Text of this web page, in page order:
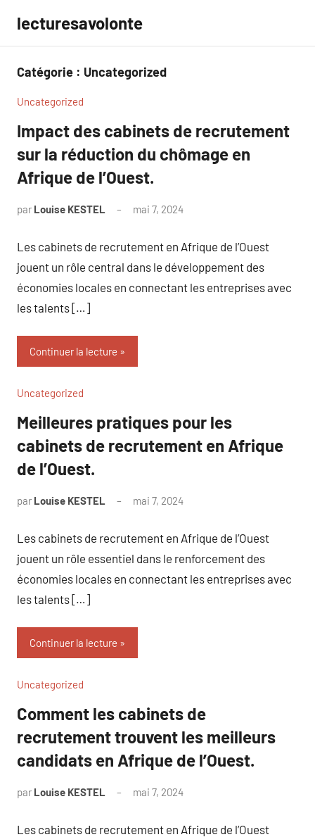
contenu
lecturesavolonte
Catégorie : Uncategorized
Uncategorized
Impact des cabinets de recrutement
sur la réduction du chômage en
Afrique de l’Ouest.
par Louise KESTEL mai 7, 2024
Les cabinets de recrutement en Afrique de l’Ouest
jouent un rôle central dans le développement des
économies locales en connectant les entreprises avec
les talents […]
Continuer la lecture
Uncategorized
Meilleures pratiques pour les
cabinets de recrutement en Afrique
de l’Ouest.
par Louise KESTEL mai 7, 2024
Les cabinets de recrutement en Afrique de l’Ouest
jouent un rôle essentiel dans le renforcement des
économies locales en connectant les entreprises avec
les talents […]
Continuer la lecture
Uncategorized
Comment les cabinets de
recrutement trouvent les meilleurs
candidats en Afrique de l’Ouest.
par Louise KESTEL mai 7, 2024
Les cabinets de recrutement en Afrique de l’Ouest